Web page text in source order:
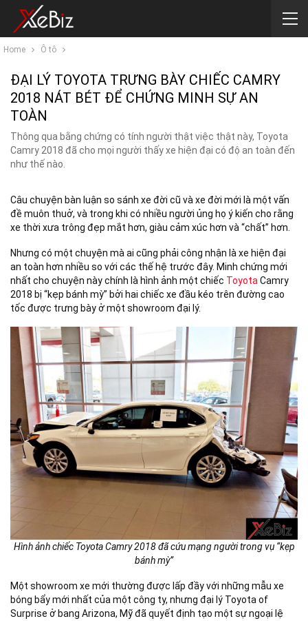
Home Ô tô
ĐẠI LÝ TOYOTA TRƯNG BÀY CHIẾC CAMRY
2018 NÁT BÉT ĐỂ CHỨNG MINH SỰ AN
TOÀN
Thông qua bằng chứng có tính người thật việc thật này, Toyota
Camry 2018 đã cho mọi người thấy xe hiện đại có độ an toàn đến
như thế nào.
Câu chuyện bàn luận so sánh xe đời cũ và xe đời mới là một vấn
đề muôn thuở, và trong khi có nhiều người ủng họ ý kiến cho rằng
xe thời xưa trông đẹp mắt hơn, giàu cảm xúc hơn và “chất” hơn.
Nhưng có một chuyện mà ai cũng phải công nhận là xe hiện đại
an toàn hơn nhiều so với các thế hệ trước đây. Minh chứng mới
nhất cho chuyện này chính là hình ảnh một chiếc Toyota Camry
2018 bị “kẹp bánh mỳ” bởi hai chiếc xe đầu kéo trên đường cao
tốc được trưng bày ở một showroom đại lý.
Hình ảnh chiếc Toyota Camry 2018 đã cứu mạng người trong vụ “kẹp
bánh mỳ”
Một showroom xe mới thường được lấp đầy với những mẫu xe
bóng bẩy mới nhất của một công ty, nhưng đại lý Toyota of
Surprise ở bang Arizona, Mỹ đã quyết định tạo một sự ngoại lệ